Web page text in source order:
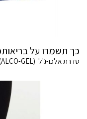
כך תשמרו על
סדרת אלכו-ג'ל (ALCO-GEL) וסדרת אלכו-ג'ל PHARMA WIPES